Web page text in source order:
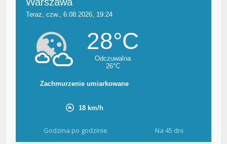
Godzina po godzinie Na 45 dni